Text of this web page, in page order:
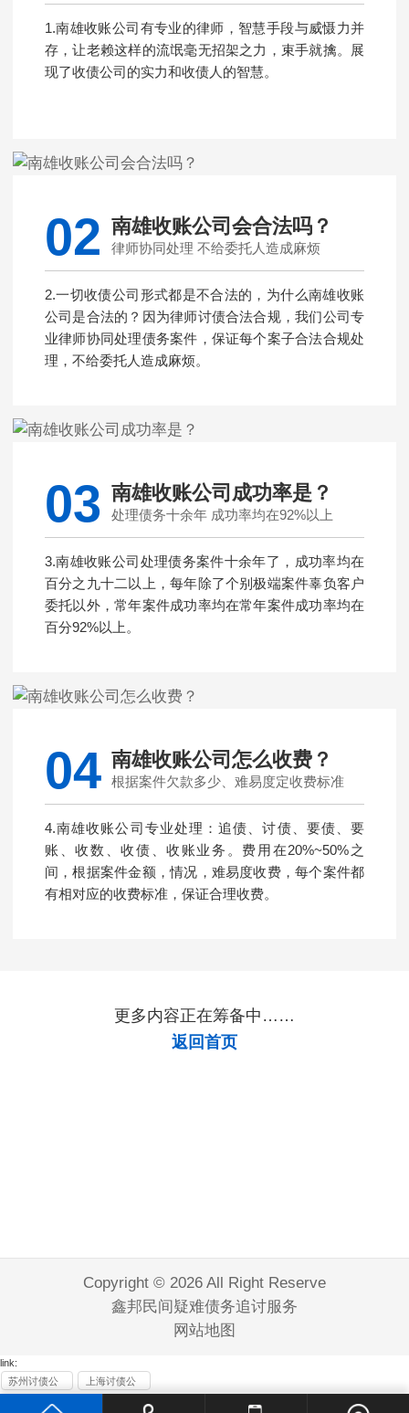
1.南雄收账公司有专业的律师，智慧手段与威慑力并
存，让老赖这样的流氓毫无招架之力，束手就擒。展
现了收债公司的实力和收债人的智慧。
02 南雄收账公司会合法吗？
律师协同处理 不给委托人造成麻烦
2.一切收债公司形式都是不合法的，为什么南雄收账
公司是合法的？因为律师讨债合法合规，我们公司专
业律师协同处理债务案件，保证每个案子合法合规处
理，不给委托人造成麻烦。
03 南雄收账公司成功率是？
处理债务十余年 成功率均在92%以上
3.南雄收账公司处理债务案件十余年了，成功率均在
百分之九十二以上，每年除了个别极端案件辜负客户
委托以外，常年案件成功率均在常年案件成功率均在
百分92%以上。
04 南雄收账公司怎么收费？
根据案件欠款多少、难易度定收费标准
4.南雄收账公司专业处理：追债、讨债、要债、要
账、收数、收债、收账业务。费用在20%~50%之
间，根据案件金额，情况，难易度收费，每个案件都
有相对应的收费标准，保证合理收费。
更多内容正在筹备中……
返回首页
Copyright © 2026 All Right Reserve
鑫邦民间疑难债务追讨服务
网站地图
link:
苏州讨债公
上海讨债公